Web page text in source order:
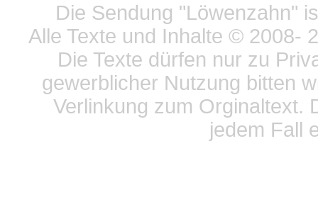
Die Sendung "Löwenzahn"
Alle Texte und Inhalte © 2008-
Die Texte dürfen nur zu
gewerblicher Nutzung bitten
Verlinkung zum Orginaltext.
jedem Fall